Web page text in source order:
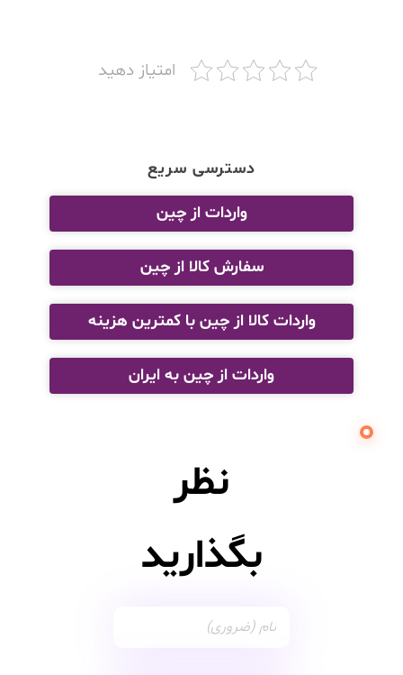
امتیاز دهید
دسترسی سریع
واردات از چین
سفارش کالا از چین
واردات کالا از چین با کمترین هزینه
واردات از چین به ایران
نظر
بگذارید